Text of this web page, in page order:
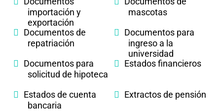
importación y
exportación
mascotas
Documentos de
repatriación
Documentos para
ingreso a la
universidad
Documentos para
solicitud de hipoteca
Estados financieros
Estados de cuenta
bancaria
Extractos de pensión